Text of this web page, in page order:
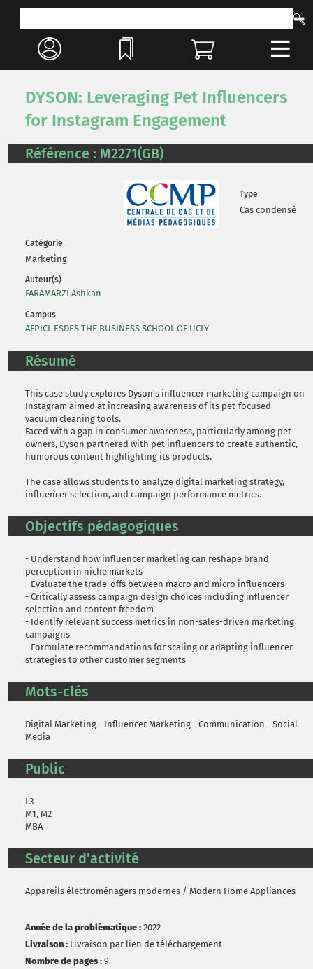
DYSON: Leveraging Pet Influencers
for Instagram Engagement
Référence : M2271(GB)
Type
Cas condensé
Catégorie
Marketing
Auteur(s)
FARAMARZI Ashkan
Campus
AFPICL ESDES THE BUSINESS SCHOOL OF UCLY
Résumé
This case study explores Dyson's influencer marketing campaign on
Instagram aimed at increasing awareness of its pet-focused
vacuum cleaning tools.
Faced with a gap in consumer awareness, particularly among pet
owners, Dyson partnered with pet influencers to create authentic,
humorous content highlighting its products.
The case allows students to analyze digital marketing strategy,
influencer selection, and campaign performance metrics.
Objectifs pédagogiques
- Understand how influencer marketing can reshape brand
perception in niche markets
- Evaluate the trade-offs between macro and micro influencers
- Critically assess campaign design choices including influencer
selection and content freedom
- Identify relevant success metrics in non-sales-driven marketing
campaigns
- Formulate recommandations for scaling or adapting influencer
strategies to other customer segments
Mots-clés
Digital Marketing - Influencer Marketing - Communication - Social
Media
Public
L3
M1, M2
MBA
Secteur d'activité
Appareils électroménagers modernes / Modern Home Appliances
Année de la problématique : 2022
Livraison : Livraison par lien de téléchargement
Nombre de pages : 9